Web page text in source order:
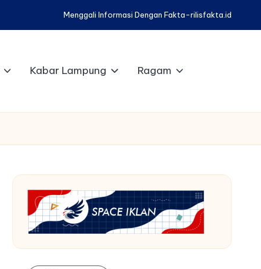
Menggali Informasi Dengan Fakta-rilisfakta.id
Kabar Lampung Ragam